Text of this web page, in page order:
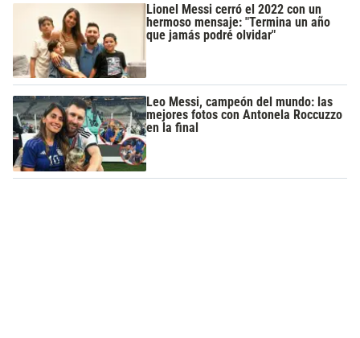
Lionel Messi cerró el 2022 con un
hermoso mensaje: "Termina un año
que jamás podré olvidar"
Leo Messi, campeón del mundo: las
mejores fotos con Antonela Roccuzzo
en la final